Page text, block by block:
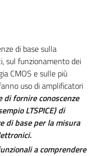
di base sulla
sul funzionamento dei
CMOS e sulle più
uso di amplificatori
di fornire conoscenze
LTSPICE) di
di base per la misura
a comprendere